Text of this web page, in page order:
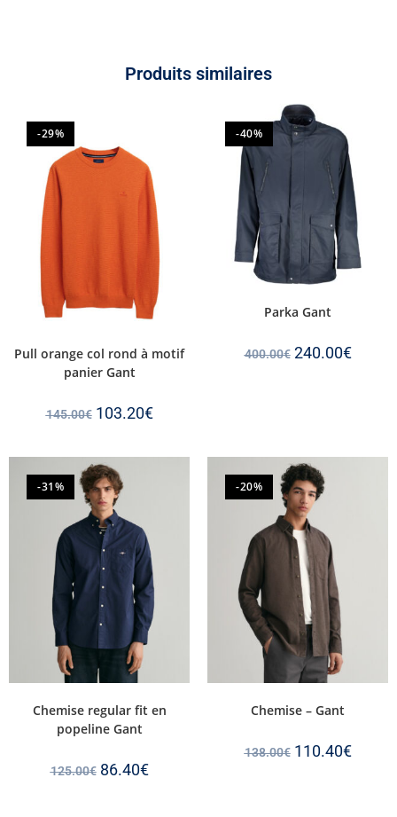
Produits similaires
-29%
Pull orange col rond à motif
panier Gant
145.00€ 103.20€
-40%
Parka Gant
400.00€ 240.00€
-31%
Chemise regular fit en
popeline Gant
125.00€ 86.40€
-20%
Chemise – Gant
138.00€ 110.40€